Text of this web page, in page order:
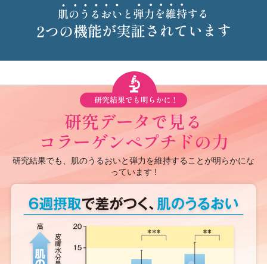
研究データで見る
コラーゲンペプチドの力
研究結果でも、肌のうるおいと弾力を維持することが明らかにな
っています !